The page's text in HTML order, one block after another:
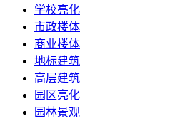
学校亮化
市政楼体
商业楼体
地标建筑
高层建筑
园区亮化
园林景观